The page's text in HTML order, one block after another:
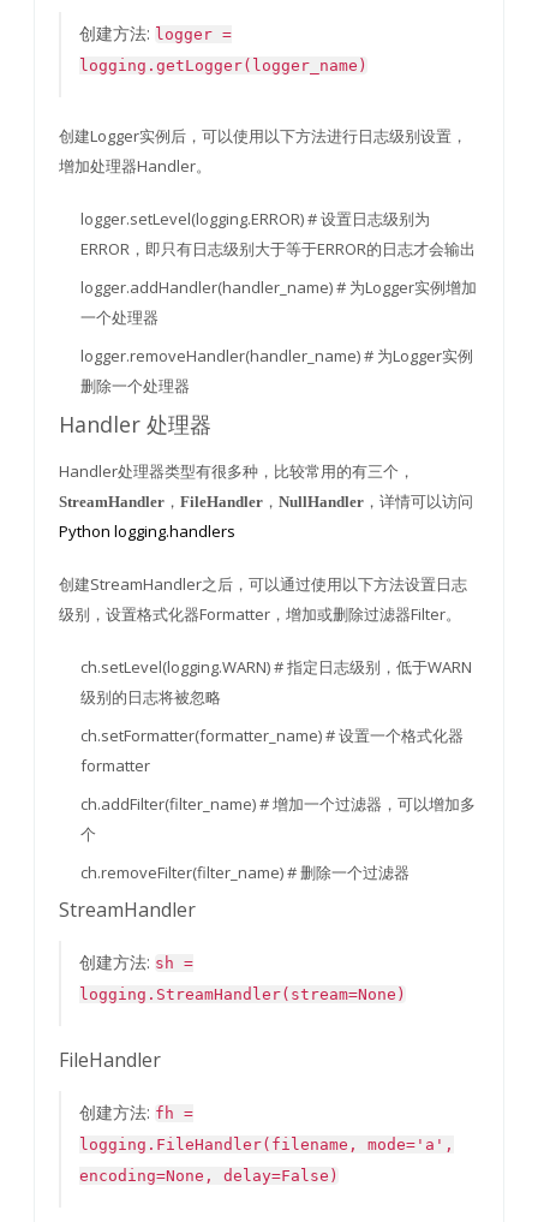
创建方法: logger =
logging.getLogger(logger_name)
创建Logger实例后，可以使用以下方法进行日志级别设置，
增加处理器Handler。
logger.setLevel(logging.ERROR) # 设置日志级别为
ERROR，即只有日志级别大于等于ERROR的日志才会输出
logger.addHandler(handler_name) # 为Logger实例增加
一个处理器
logger.removeHandler(handler_name) # 为Logger实例
删除一个处理器
Handler 处理器
Handler处理器类型有很多种，比较常用的有三个，
StreamHandler ， FileHandler ， NullHandler ，详情可以访问
Python logging.handlers
创建StreamHandler之后，可以通过使用以下方法设置日志
级别，设置格式化器Formatter，增加或删除过滤器Filter。
ch.setLevel(logging.WARN) # 指定日志级别，低于WARN
级别的日志将被忽略
ch.setFormatter(formatter_name) # 设置一个格式化器
formatter
ch.addFilter(filter_name) # 增加一个过滤器，可以增加多
个
ch.removeFilter(filter_name) # 删除一个过滤器
StreamHandler
创建方法: sh =
logging.StreamHandler(stream=None)
FileHandler
创建方法: fh =
logging.FileHandler(filename, mode='a',
encoding=None, delay=False)